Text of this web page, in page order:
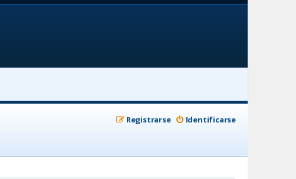
Identificarse
Registrarse